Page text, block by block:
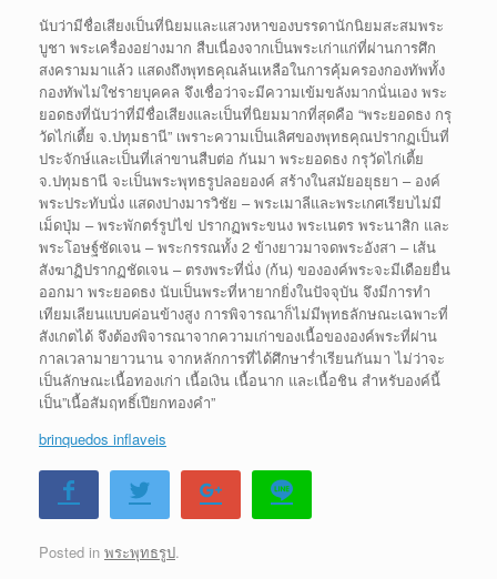
นับว่ามีชื่อเสียงเป็นที่นิยมและแสวงหาของบรรดานักนิยมสะสมพระ
บูชา พระเครื่องอย่างมาก สืบเนื่องจากเป็นพระเก่าแก่ที่ผ่านการศึก
สงครามมาแล้ว แสดงถึงพุทธคุณล้นเหลือในการคุ้มครองกองทัพทั้ง
กองทัพไม่ใช่รายบุคคล จึงเชื่อว่าจะมีความเข้มขลังมากนั่นเอง พระ
ยอดธงที่นับว่าที่มีชื่อเสียงและเป็นที่นิยมมากที่สุดคือ “พระยอดธง กรุ
วัดไก่เตี้ย จ.ปทุมธานี” เพราะความเป็นเลิศของพุทธคุณปรากฏเป็นที่
ประจักษ์และเป็นที่เล่าขานสืบต่อ กันมา พระยอดธง กรุวัดไก่เตี้ย
จ.ปทุมธานี จะเป็นพระพุทธรูปลอยองค์ สร้างในสมัยอยุธยา – องค์
พระประทับนั่ง แสดงปางมารวิชัย – พระเมาลีและพระเกศเรียบไม่มี
เม็ดปุ่ม – พระพักตร์รูปไข่ ปรากฏพระขนง พระเนตร พระนาสิก และ
พระโอษฐ์ชัดเจน – พระกรรณทั้ง 2 ข้างยาวมาจดพระอังสา – เส้น
สังฆาฏิปรากฏชัดเจน – ตรงพระที่นั่ง (ก้น) ขององค์พระจะมีเดือยยื่น
ออกมา พระยอดธง นับเป็นพระที่หายากยิ่งในปัจจุบัน จึงมีการทำ
เทียมเลียนแบบค่อนข้างสูง การพิจารณาก็ไม่มีพุทธลักษณะเฉพาะที่
สังเกตได้ จึงต้องพิจารณาจากความเก่าของเนื้อขององค์พระที่ผ่าน
กาลเวลามายาวนาน จากหลักการที่ได้ศึกษาร่ำเรียนกันมา ไม่ว่าจะ
เป็นลักษณะเนื้อทองเก่า เนื้อเงิน เนื้อนาก และเนื้อชิน สำหรับองค์นี้
เป็น”เนื้อสัมฤทธิ์เปียกทองคำ”
brinquedos inflaveis
Posted in พระพุทธรูป.